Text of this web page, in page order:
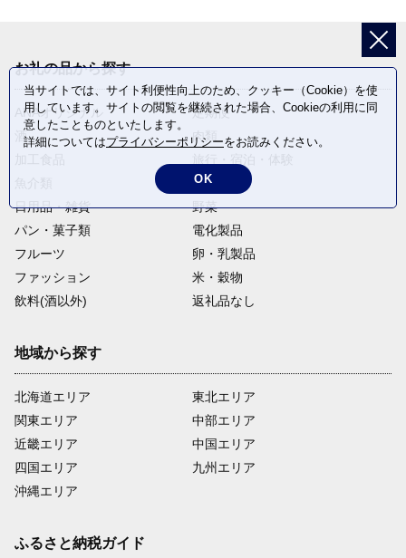
お礼の品から探す
ANAオリジナル
定期便
酒
肉類
麺類
日用品・雑貨
野菜
パン・菓子類
電化製品
フルーツ
卵・乳製品
ファッション
米・穀物
飲料(酒以外)
返礼品なし
地域から探す
北海道エリア
関東エリア
近畿エリア
四国エリア
沖縄エリア
東北エリア
中部エリア
中国エリア
九州エリア
ふるさと納税ガイド
当サイトでは、サイト利便性向上のため、クッキー（Cookie）を使
用しています。サイトの閲覧を継続された場合、Cookieの利用に同
意したことものといたします。
詳細についてはプライバシーポリシーをお読みください。
OK